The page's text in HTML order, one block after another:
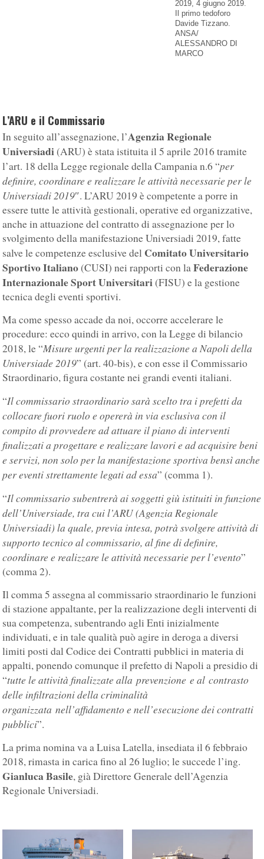
2019, 4 giugno 2019.
Il primo tedoforo
Davide Tizzano.
ANSA/
ALESSANDRO DI
MARCO
L’ARU e il Commissario
In seguito all’assegnazione, l’Agenzia Regionale
Universiadi(ARU) è stata istituita il 5 aprile 2016 tramite
l’art. 18 della Legge regionale della Campania n.6 “per
definire, coordinare e realizzare le attività necessarie per le
Universiadi 2019″. L’ARU 2019 è competente a porre in
essere tutte le attività gestionali, operative ed organizzative,
anche in attuazione del contratto di assegnazione per lo
svolgimento della manifestazione Universiadi 2019, fatte
salve le competenze esclusive del Comitato Universitario
Sportivo Italiano(CUSI) nei rapporti con laFederazione
Internazionale Sport Universitari(FISU) e la gestione
tecnica degli eventi sportivi.
Ma come spesso accade da noi, occorre accelerare le
procedure: ecco quindi in arrivo, con la Legge di bilancio
2018, le “Misure urgenti per la realizzazione a Napoli della
Universiade 2019” (art. 40-bis), e con esse il Commissario
Straordinario, figura costante nei grandi eventi italiani.
“Il commissario straordinario sarà scelto tra i prefetti da
collocare fuori ruolo e opererà in via esclusiva con il
compito di provvedere ad attuare il piano di interventi
finalizzati a progettare e realizzare lavori e ad acquisire beni
e servizi, non solo per la manifestazione sportiva bensì anche
per eventi strettamente legati ad essa” (comma 1).
“Il commissario subentrerà ai soggetti giù istituiti in funzione
dell’Universiade, tra cui l’ARU (Agenzia Regionale
Universiadi) la quale, previa intesa, potrà svolgere attività di
supporto tecnico al commissario, al fine di definire,
coordinare e realizzare le attività necessarie per l’evento”
(comma 2).
Il comma 5 assegna al commissario straordinario le funzioni
di stazione appaltante, per la realizzazione degli interventi di
sua competenza, subentrando agli Enti inizialmente
individuati, e in tale qualità può agire in deroga a diversi
limiti posti dal Codice dei Contratti pubblici in materia di
appalti, ponendo comunque il prefetto di Napoli a presidio di
“tutte le attività finalizzate alla prevenzione e al contrasto
delle infiltrazioni della criminalità
organizzata nell’affidamento e nell’esecuzione dei contratti
pubblici”.
La prima nomina va a Luisa Latella, insediata il 6 febbraio
2018, rimasta in carica fino al 26 luglio; le succede l’ing.
Gianluca Basile, già Direttore Generale dell’Agenzia
Regionale Universiadi.